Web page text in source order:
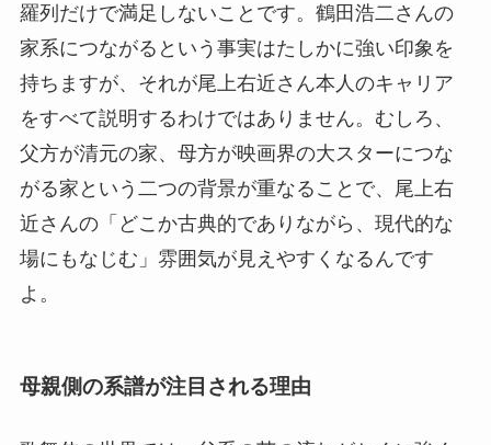
羅列だけで満足しないことです。鶴田浩二さんの
家系につながるという事実はたしかに強い印象を
持ちますが、それが尾上右近さん本人のキャリア
をすべて説明するわけではありません。むしろ、
父方が清元の家、母方が映画界の大スターにつな
がる家という二つの背景が重なることで、尾上右
近さんの「どこか古典的でありながら、現代的な
場にもなじむ」雰囲気が見えやすくなるんです
よ。
母親側の系譜が注目される理由